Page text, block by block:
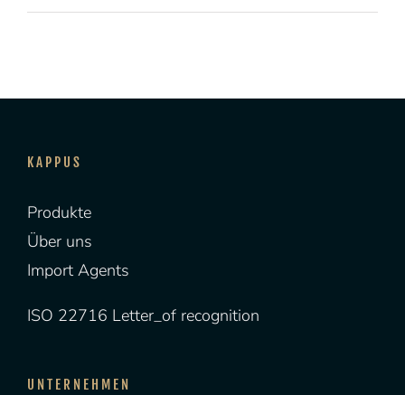
KAPPUS
Produkte
Über uns
Import Agents
ISO 22716 Letter_of recognition
UNTERNEHMEN